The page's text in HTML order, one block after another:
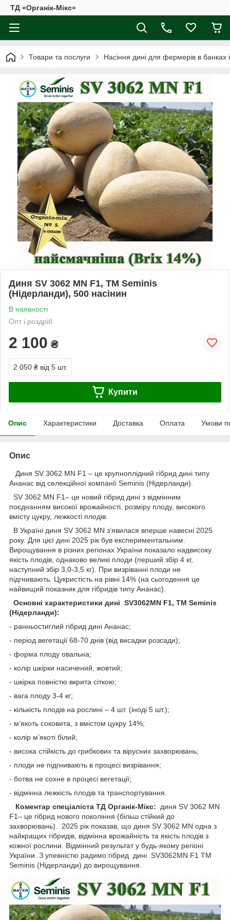
ТД «Органік-Мікс»
Товари та послуги Насіння дині для фермерів в банках
Диня SV 3062 MN F1, ТМ Seminis
(Нідерланди), 500 насінин
В наявності
Опт і роздріб
2 100 ₴
2 050 ₴ від 5 шт.
Купити
Опис Характеристики Доставка Оплата Умови
Опис
Диня SV 3062 MN F1 – це крупноплідний гібрид дині типу
Ананас від селекційної компанії Seminis (Нідерланди).
SV 3062 MN F1– це новий гібрид дині з відмінним
поєднанням високої врожайності, розміру плоду, високого
вмісту цукру, лежкості плодів.
В Україні диня SV 3062 MN з’явилася вперше навесні 2025
року. Для цієї дині 2025 рік був експериментальним.
Вирощування в різних регіонах України показало надвисоку
якість плодів, однаково великі плоди (перший збір 4 кг,
наступний збір 3,0-3,5 кг). При визріванні плоди не
підгнивають. Цукристість на рівні 14% (на сьогодення це
найвищий показник для гібридів типу Ананас).
Основні характеристики дині SV3062MN F1, ТМ Seminis
(Нідерланди):
- ранньостиглий гібрид дині Ананас;
- період вегетації 68-70 днів (від висадки розсади);
- форма плоду овальна;
- колір шкірки насичений, жовтий;
- шкірка повністю вкрита сіткою;
- вага плоду 3-4 кг;
- кількість плодів на рослині – 4 шт. (іноді 5 шт.);
- м’якоть соковита, з вмістом цукру 14%;
- колір м’якоті білий;
- висока стійкість до грибкових та вірусних захворювань;
- плоди не підгнивають в процесі визрівання;
- ботва не сохне в процесі вегетації;
- відмінна лежкість плодів та транспортування.
Коментар спеціаліста ТД Органік-Мікс: диня SV 3062 MN
F1– це гібрид нового покоління (більш стійкий до
захворювань). 2025 рік показав, що диня SV 3062 MN одна з
найкращих гібридів, відмінна врожайність та якість плодів з
кожної рослини. Відмінний результат у будь-якому регіоні
України. З упевністю радимо гібрид дині SV3062MN F1 ТМ
Seminis (Нідерланди) до вирощування.